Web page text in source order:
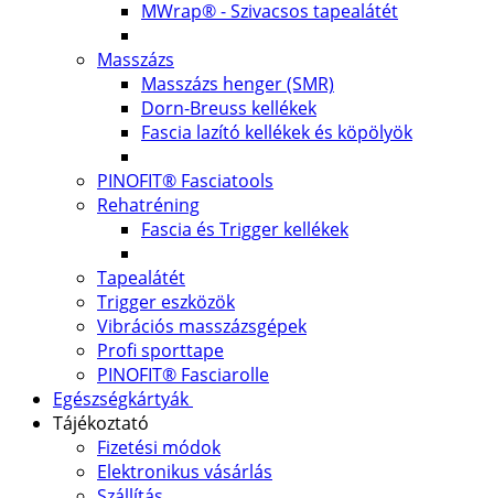
MWrap® - Szivacsos tapealátét
Masszázs
Masszázs henger (SMR)
Dorn-Breuss kellékek
Fascia lazító kellékek és köpölyök
PINOFIT® Fasciatools
Rehatréning
Fascia és Trigger kellékek
Tapealátét
Trigger eszközök
Vibrációs masszázsgépek
Profi sporttape
PINOFIT® Fasciarolle
Egészségkártyák
Tájékoztató
Fizetési módok
Elektronikus vásárlás